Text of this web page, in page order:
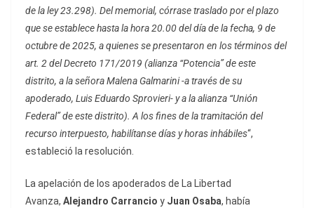
de la ley 23.298). Del memorial, córrase traslado por el plazo
que se establece hasta la hora 20.00 del día de la fecha, 9 de
octubre de 2025, a quienes se presentaron en los términos del
art. 2 del Decreto 171/2019 (alianza “Potencia” de este
distrito, a la señora Malena Galmarini -a través de su
apoderado, Luis Eduardo Sprovieri- y a la alianza “Unión
Federal” de este distrito). A los fines de la tramitación del
recurso interpuesto, habilítanse días y horas inhábiles“,
estableció la resolución.
La apelación de los apoderados de La Libertad
Avanza, Alejandro Carrancio y Juan Osaba, había